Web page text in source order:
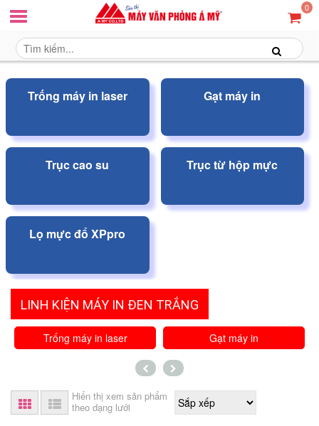
0
Trống máy in laser Gạt máy in
Trục cao su Trục từ hộp mực
Lọ mực đổ XPpro
LINH KIỆN MÁY IN ĐEN TRẮNG
Trống máy in laser Gạt máy in
Hiển thị xem sản phẩm
theo dạng lưới